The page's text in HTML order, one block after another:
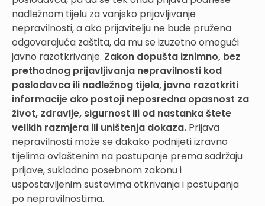
nadležnom tijelu za vanjsko prijavljivanje
nepravilnosti, a ako prijavitelju ne bude pružena
odgovarajuća zaštita, da mu se izuzetno omogući
javno razotkrivanje. Zakon dopušta iznimno, bez
prethodnog prijavljivanja nepravilnosti kod
poslodavca ili nadležnog tijela, javno razotkriti
informacije ako postoji neposredna opasnost za
život, zdravlje, sigurnost ili od nastanka štete
velikih razmjera ili uništenja dokaza. Prijava
nepravilnosti može se dakako podnijeti izravno
tijelima ovlaštenim na postupanje prema sadržaju
prijave, sukladno posebnom zakonu i
uspostavljenim sustavima otkrivanja i postupanja
po nepravilnostima.